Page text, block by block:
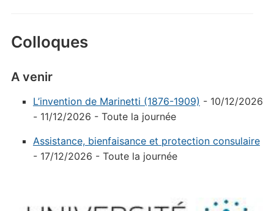
Colloques
A venir
L’invention de Marinetti (1876-1909) - 10/12/2026
- 11/12/2026 - Toute la journée
Assistance, bienfaisance et protection consulaire
- 17/12/2026 - Toute la journée